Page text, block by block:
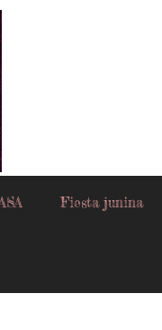
Fiesta junina